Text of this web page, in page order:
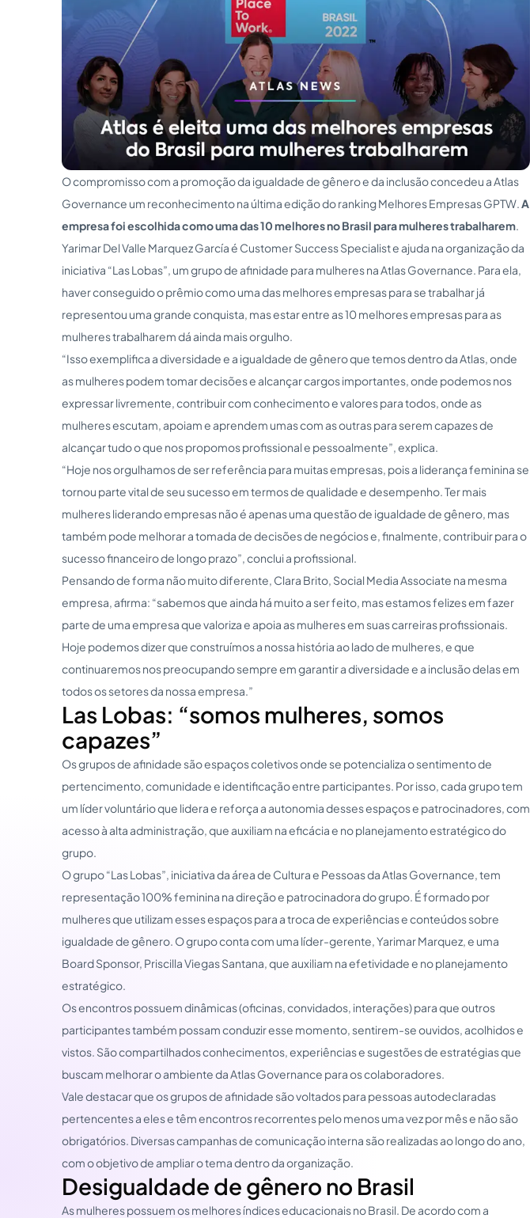
O compromisso com a promoção da igualdade de gênero e da inclusão concedeu a Atlas
Governance um reconhecimento na última edição do ranking Melhores Empresas GPTW.A
empresa foi escolhida como uma das 10 melhores no Brasil para mulheres trabalharem.
Yarimar Del Valle Marquez García é Customer Success Specialist e ajuda na organização da
iniciativa “Las Lobas”, um grupo de afinidade para mulheres na Atlas Governance. Para ela,
haver conseguido o prêmio como uma das melhores empresas para se trabalhar já
representou uma grande conquista, mas estar entre as 10 melhores empresas para as
mulheres trabalharem dá ainda mais orgulho.
“Isso exemplifica a diversidade e a igualdade de gênero que temos dentro da Atlas, onde
as mulheres podem tomar decisões e alcançar cargos importantes, onde podemos nos
expressar livremente, contribuir com conhecimento e valores para todos, onde as
mulheres escutam, apoiam e aprendem umas com as outras para serem capazes de
alcançar tudo o que nos propomos profissional e pessoalmente”, explica.
“Hoje nos orgulhamos de ser referência para muitas empresas, pois a liderança feminina se
tornou parte vital de seu sucesso em termos de qualidade e desempenho. Ter mais
mulheres liderando empresas não é apenas uma questão de igualdade de gênero, mas
também pode melhorar a tomada de decisões de negócios e, finalmente, contribuir para o
sucesso financeiro de longo prazo”, conclui a profissional.
Pensando de forma não muito diferente, Clara Brito, Social Media Associate na mesma
empresa, afirma: “sabemos que ainda há muito a ser feito, mas estamos felizes em fazer
parte de uma empresa que valoriza e apoia as mulheres em suas carreiras profissionais.
Hoje podemos dizer que construímos a nossa história ao lado de mulheres, e que
continuaremos nos preocupando sempre em garantir a diversidade e a inclusão delas em
todos os setores da nossa empresa.”
Las Lobas: “somos mulheres, somos
capazes”
Os grupos de afinidade são espaços coletivos onde se potencializa o sentimento de
pertencimento, comunidade e identificação entre participantes. Por isso, cada grupo tem
um líder voluntário que lidera e reforça a autonomia desses espaços e patrocinadores, com
acesso à alta administração, que auxiliam na eficácia e no planejamento estratégico do
grupo.
O grupo “Las Lobas”, iniciativa da área de Cultura e Pessoas da Atlas Governance, tem
representação 100% feminina na direção e patrocinadora do grupo. É formado por
mulheres que utilizam esses espaços para a troca de experiências e conteúdos sobre
igualdade de gênero. O grupo conta com uma líder-gerente, Yarimar Marquez, e uma
Board Sponsor, Priscilla Viegas Santana, que auxiliam na efetividade e no planejamento
estratégico.
Os encontros possuem dinâmicas (oficinas, convidados, interações) para que outros
participantes também possam conduzir esse momento, sentirem-se ouvidos, acolhidos e
vistos. São compartilhados conhecimentos, experiências e sugestões de estratégias que
buscam melhorar o ambiente da Atlas Governance para os colaboradores.
Vale destacar que os grupos de afinidade são voltados para pessoas autodeclaradas
pertencentes a eles e têm encontros recorrentes pelo menos uma vez por mês e não são
obrigatórios. Diversas campanhas de comunicação interna são realizadas ao longo do ano,
com o objetivo de ampliar o tema dentro da organização.
Desigualdade de gênero no Brasil
As mulheres possuem os melhores índices educacionais no Brasil. De acordo com a